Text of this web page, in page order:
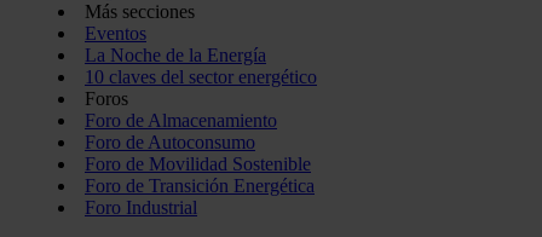
Más secciones
Eventos
La Noche de la Energía
10 claves del sector energético
Foros
Foro de Almacenamiento
Foro de Autoconsumo
Foro de Movilidad Sostenible
Foro de Transición Energética
Foro Industrial